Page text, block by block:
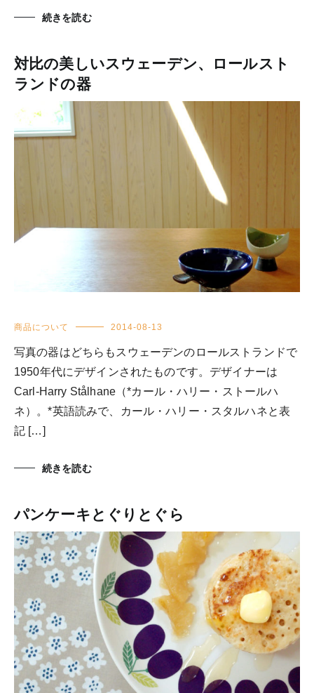
続きを読む
対比の美しいスウェーデン、ロールスト
ランドの器
商品について 2014-08-13
写真の器はどちらもスウェーデンのロールストランドで
1950年代にデザインされたものです。デザイナーは
Carl-Harry Stålhane（*カール・ハリー・ストールハ
ネ）。*英語読みで、カール・ハリー・スタルハネと表
記 […]
続きを読む
パンケーキとぐりとぐら